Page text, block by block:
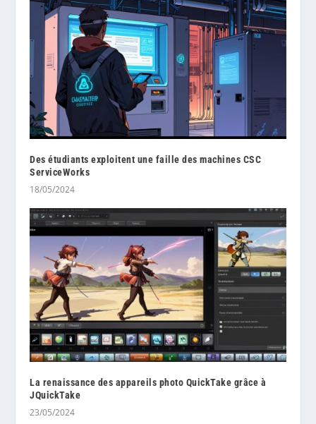
Des étudiants exploitent une faille des machines CSC
ServiceWorks
18/05/2024
La renaissance des appareils photo QuickTake grâce à
JQuickTake
23/05/2024